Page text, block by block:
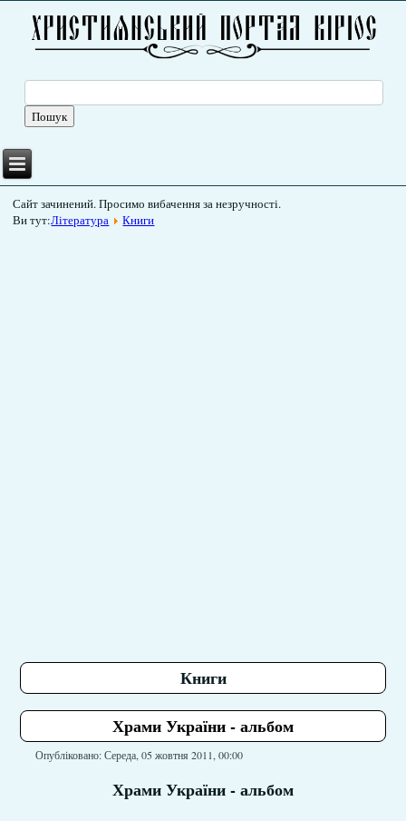
Сайт зачинений. Просимо вибачення за незручності.
Ви тут:Література Книги
Книги
Храми України - альбом
Опубліковано: Середа, 05 жовтня 2011, 00:00
Храми України - альбом